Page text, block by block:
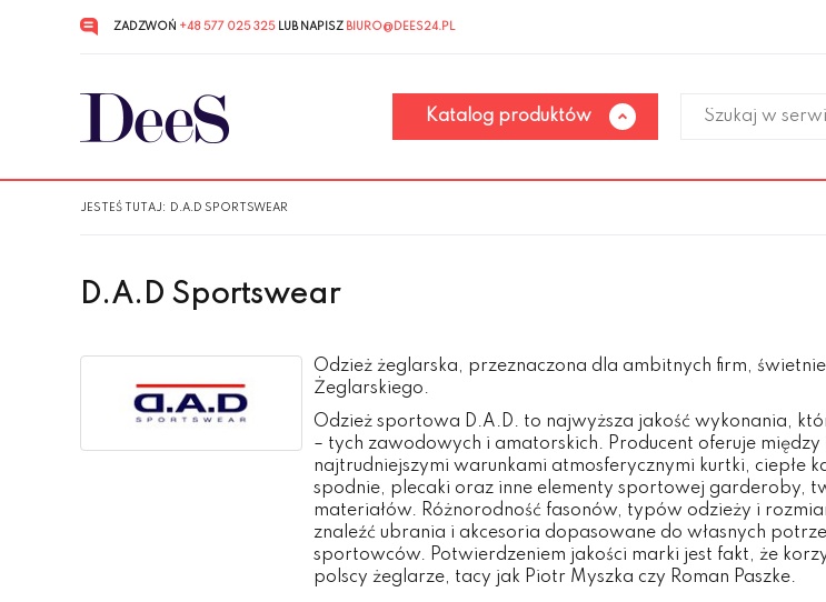
głównego
menu
stopce
ZADZWOŃ +48 577 025 325 LUB NAPISZ BIURO@DEES24.PL
Katalog produktów
JESTEŚ TUTAJ: D.A.D SPORTSWEAR
D.A.D Sportswear
Odzież żeglarska, przeznaczona dla ambitnych firm,
Żeglarskiego.
Odzież sportowa D.A.D. to najwyższa jakość wykonania,
– tych zawodowych i amatorskich. Producent oferuje
najtrudniejszymi warunkami atmosferycznymi kurtki, ciepłe
spodnie, plecaki oraz inne elementy sportowej garderoby,
materiałów. Różnorodność fasonów, typów odzieży i
znaleźć ubrania i akcesoria dopasowane do własnych
sportowców. Potwierdzeniem jakości marki jest fakt, że
polscy żeglarze, tacy jak Piotr Myszka czy Roman Paszke.